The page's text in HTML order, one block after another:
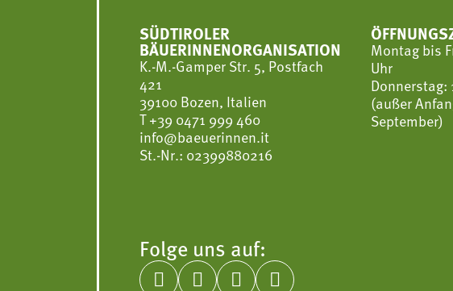
SÜDTIROLER
BÄUERINNENORGANISATION
K.-M.-Gamper Str. 5, Postfach
421
39100 Bozen, Italien
T+39 0471 999 460
info@baeuerinnen.it
St.-Nr.: 02399880216
Montag bis
Uhr
Donnerstag:
(außer
September)
Folge uns auf:
   